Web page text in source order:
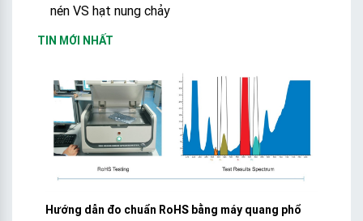
nén VS hạt nung chảy
TIN MỚI NHẤT
Hướng dẫn đo chuẩn RoHS bằng máy quang phổ